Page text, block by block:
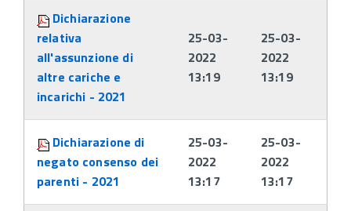
Dichiarazione
relativa
all'assunzione di
altre cariche e
incarichi - 2021
25-03-
2022
13:19
25-03-
2022
13:19
Dichiarazione di
negato consenso dei
parenti - 2021
25-03-
2022
13:17
25-03-
2022
13:17